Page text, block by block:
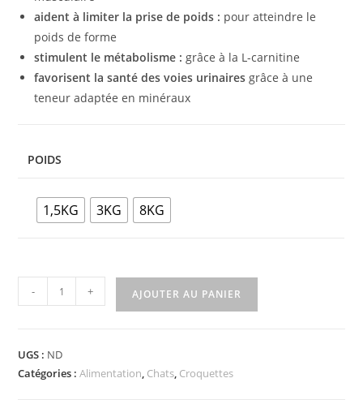
aident à limiter la prise de poids : pour atteindre le
poids de forme
stimulent le métabolisme :grâce à la L-carnitine
favorisent la santé des voies urinaires grâce à une
teneur adaptée en minéraux
POIDS
1,5KG 3KG 8KG
- + AJOUTER AU PANIER
UGS : ND
Catégories :Alimentation, Chats, Croquettes